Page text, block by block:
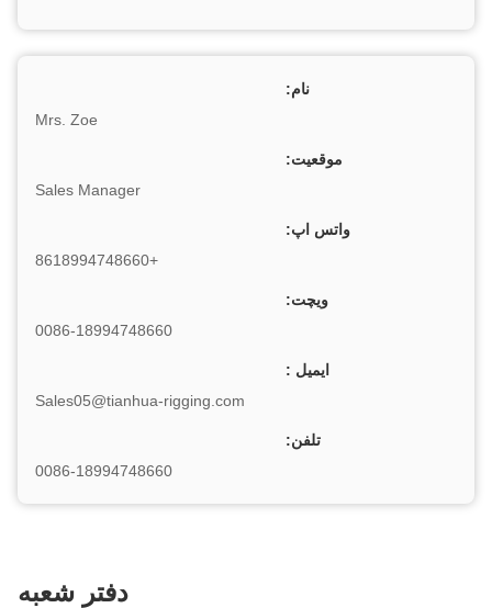
نام:
Mrs. Zoe
موقعیت:
Sales Manager
واتس اپ:
+8618994748660
ویچت:
0086-18994748660
ایمیل :
Sales05@tianhua-rigging.com
تلفن:
0086-18994748660
دفتر شعبه